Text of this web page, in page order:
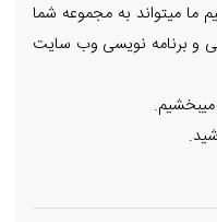
ما میتواند به مجموعه شما
و برنامه نویسی وب سایت